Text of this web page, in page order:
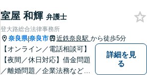
発生前のご相談も受け付けて
おります。【電話相談可】
室屋 和輝 弁護士
登大路総合法律事務所
奈良県|奈良市 近鉄奈良駅 から徒歩5分
【オンライン／電話相談可】
【夜間／休日対応】借金問題
／離婚問題／企業法務など幅
詳細を見
る